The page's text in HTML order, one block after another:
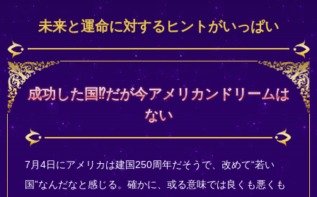
未来と運命に対するヒントがいっぱい
成功した国⁉だが今アメリカンドリームは
ない
7月4日にアメリカは建国250周年だそうで、改めて“若い
国”なんだなと感じる。確かに、或る意味では良くも悪くも